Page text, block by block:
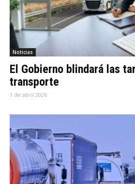
Noticias
El Gobierno blindará las
transporte
1 de abril 2026